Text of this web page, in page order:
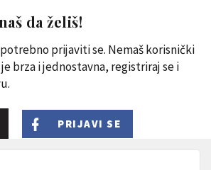
da želiš!
prijaviti se. Nemaš korisnički
brza i jednostavna, registriraj se i
PRIJAVI SE